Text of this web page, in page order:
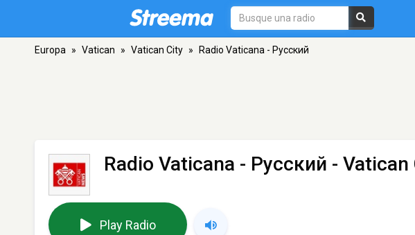
Europa » Vatican » Vatican City » Radio Vaticana - Русский
Radio Vaticana - Русский - Vatican
Play Radio